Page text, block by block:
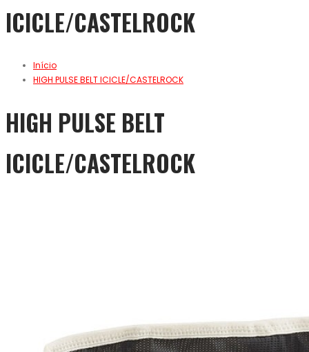
ICICLE/CASTELROCK
Início
HIGH PULSE BELT ICICLE/CASTELROCK
HIGH PULSE BELT
ICICLE/CASTELROCK